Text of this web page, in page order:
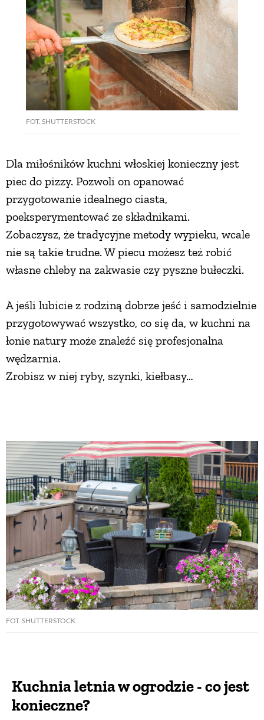
FOT. SHUTTERSTOCK
Dla miłośników kuchni włoskiej konieczny jest
piec do pizzy. Pozwoli on opanować
przygotowanie idealnego ciasta,
poeksperymentować ze składnikami.
Zobaczysz, że tradycyjne metody wypieku, wcale
nie są takie trudne. W piecu możesz też robić
własne chleby na zakwasie czy pyszne bułeczki.
A jeśli lubicie z rodziną dobrze jeść i samodzielnie
przygotowywać wszystko, co się da, w kuchni na
łonie natury może znaleźć się profesjonalna
wędzarnia.
Zrobisz w niej ryby, szynki, kiełbasy…
FOT. SHUTTERSTOCK
Kuchnia letnia w ogrodzie - co jest
konieczne?